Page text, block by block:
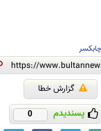
چابکسر
گزارش خطا
پسندیدم 0